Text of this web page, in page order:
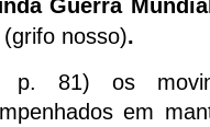
Guerra
(grifo nosso).
p. 81) os
em